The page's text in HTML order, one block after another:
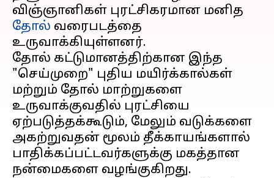
விஞ்ஞானிகள் புரட்சிகரமான மனித
தோல் வரைபடத்தை
உருவாக்கியுள்ளனர்.
தோல் கட்டுமானத்திற்கான இந்த
"செய்முறை" புதிய மயிர்க்கால்கள்
மற்றும் தோல் மாற்றுகளை
உருவாக்குவதில் புரட்சியை
ஏற்படுத்தக்கூடும், மேலும் வடுக்களை
அகற்றுவதன் மூலம் தீக்காயங்களால்
பாதிக்கப்பட்டவர்களுக்கு மகத்தான
நன்மைகளை வழங்குகிறது.